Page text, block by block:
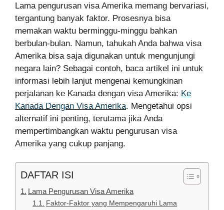
Lama pengurusan visa Amerika memang bervariasi,
tergantung banyak faktor. Prosesnya bisa
memakan waktu berminggu-minggu bahkan
berbulan-bulan. Namun, tahukah Anda bahwa visa
Amerika bisa saja digunakan untuk mengunjungi
negara lain? Sebagai contoh, baca artikel ini untuk
informasi lebih lanjut mengenai kemungkinan
perjalanan ke Kanada dengan visa Amerika: Ke
Kanada Dengan Visa Amerika. Mengetahui opsi
alternatif ini penting, terutama jika Anda
mempertimbangkan waktu pengurusan visa
Amerika yang cukup panjang.
DAFTAR ISI
Lama Pengurusan Visa Amerika
Faktor-Faktor yang Mempengaruhi Lama